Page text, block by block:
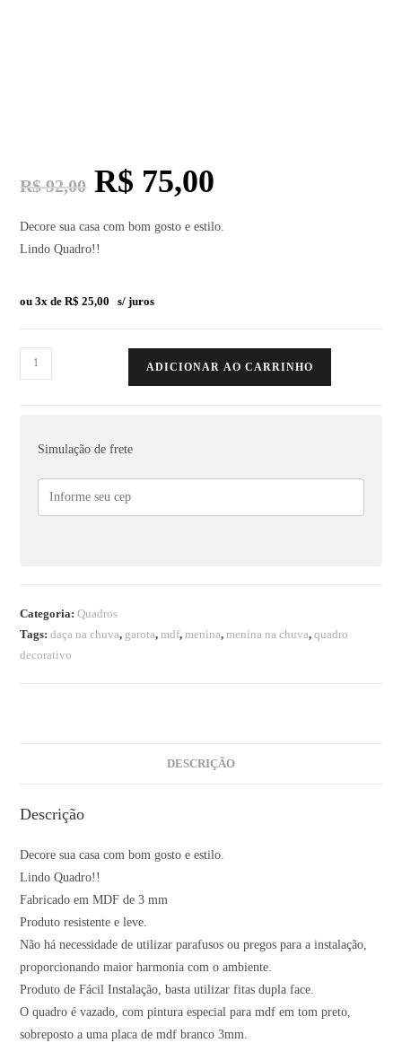
R$92,00 R$ 75,00
Decore sua casa com bom gosto e estilo.
Lindo Quadro!!
ou 3x deR$ 25,00 s/ juros
ADICIONAR AO CARRINHO
Simulação de frete
Categoria:Quadros
Tags:daça na chuva, garota,mdf,menina,menina na chuva,quadro
decorativo
DESCRIÇÃO
Descrição
Decore sua casa com bom gosto e estilo.
Lindo Quadro!!
Fabricado em MDF de 3 mm
Produto resistente e leve.
Não há necessidade de utilizar parafusos ou pregos para a instalação,
proporcionando maior harmonia com o ambiente.
Produto de Fácil Instalação, basta utilizar fitas dupla face.
O quadro é vazado, com pintura especial para mdf em tom preto,
sobreposto a uma placa de mdf branco 3mm.